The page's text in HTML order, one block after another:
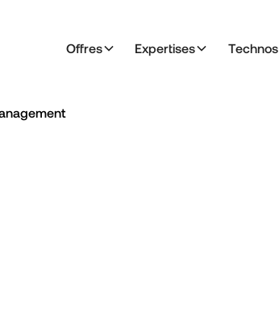
Offres Expertises Technos